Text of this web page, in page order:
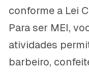
conforme a Lei
Para ser MEI,
atividades
barbeiro,